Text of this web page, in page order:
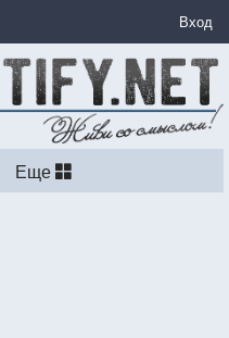
Вход
Еще